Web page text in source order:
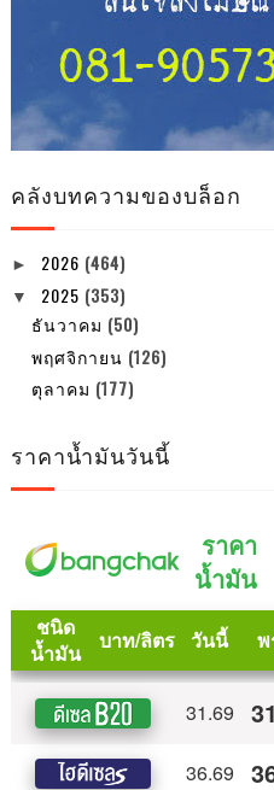
คลังบทความของบล็อก
► 2026 (464)
▼ 2025 (353)
ธันวาคม (50)
พฤศจิกายน (126)
ตุลาคม (177)
ราคาน้ำมันวันนี้